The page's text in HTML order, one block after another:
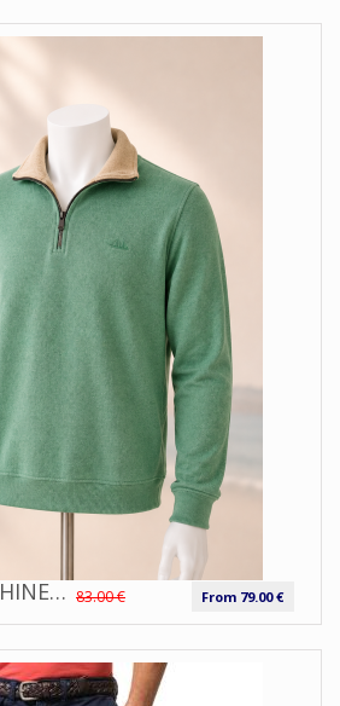
TRIEUX BLEU CHINE PULL HOMME CAP MARINE From 79.00 €
83.00 €